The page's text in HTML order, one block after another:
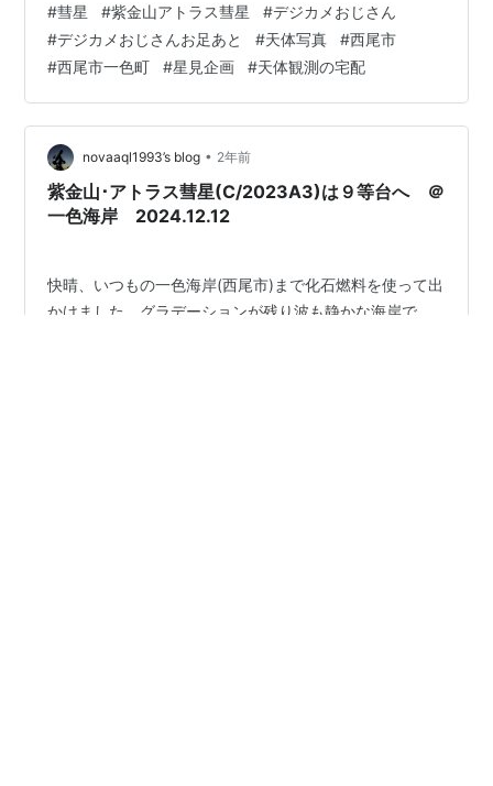
て、赤道儀をセット、カメラをセット、望遠鏡に交
換・・・なかなか根性が要ります。目的の撮影前半の終
了は、カシオペア座新星（V1405 Cas)です。増光からも
うすぐ４年、ゆっくり減光していて13等になりました。
彗星は後回しになるので、撮影時には高度が低くなりま
す。速攻での測光は、光度約9.9等、尾は…
#彗星 #紫金山アトラス彗星 #デジカメおじさん
#デジカメおじさんお足あと #天体写真 #西尾市
#西尾市一色町 #星見企画 #天体観測の宅配
novaaql1993’s blog • 2年前
紫金山･アトラス彗星(C/2023A3)は９等台へ ＠
一色海岸 2024.12.12